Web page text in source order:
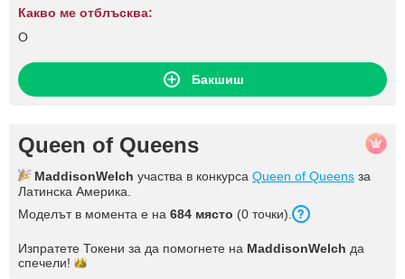
Какво ме отблъсква:
O
Бакшиш
Queen of Queens
MaddisonWelch участва в конкурса Queen of Queens за
Латинска Америка.
Моделът в момента е на 684 място (0 точки).
Изпратете Токени за да помогнете на MaddisonWelch да
спечели!